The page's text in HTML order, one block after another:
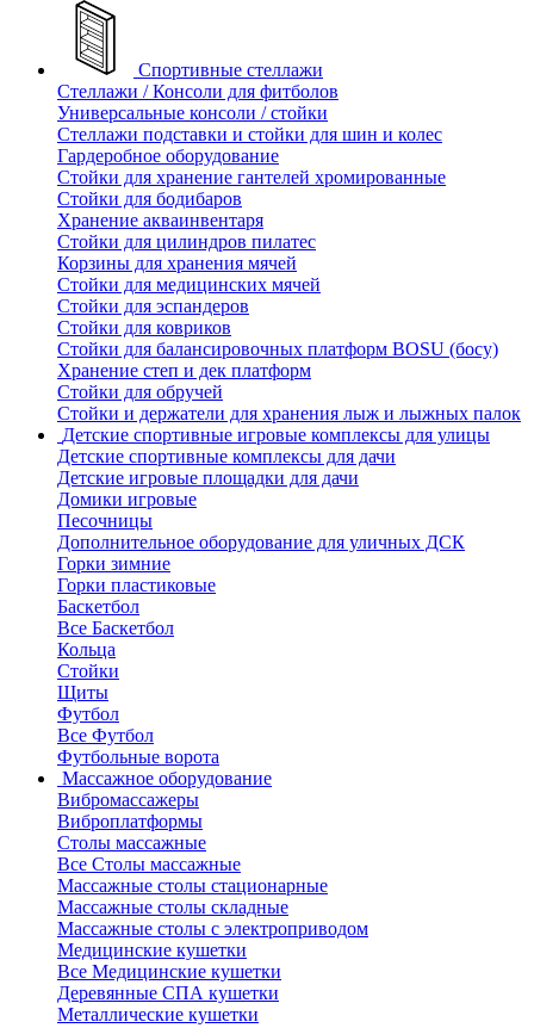
Спортивные стеллажи
Стеллажи / Консоли для фитболов
Универсальные консоли / стойки
Стеллажи подставки и стойки для шин и колес
Гардеробное оборудование
Стойки для хранение гантелей хромированные
Стойки для бодибаров
Хранение акваинвентаря
Стойки для цилиндров пилатес
Корзины для хранения мячей
Стойки для медицинских мячей
Стойки для эспандеров
Стойки для ковриков
Стойки для балансировочных платформ BOSU (босу)
Хранение степ и дек платформ
Стойки для обручей
Стойки и держатели для хранения лыж и лыжных палок
Детские спортивные игровые комплексы для улицы
Детские спортивные комплексы для дачи
Детские игровые площадки для дачи
Домики игровые
Песочницы
Дополнительное оборудование для уличных ДСК
Горки зимние
Горки пластиковые
Баскетбол
Все Баскетбол
Кольца
Стойки
Щиты
Футбол
Все Футбол
Футбольные ворота
Массажное оборудование
Вибромассажеры
Виброплатформы
Столы массажные
Все Столы массажные
Массажные столы стационарные
Массажные столы складные
Массажные столы с электроприводом
Медицинские кушетки
Все Медицинские кушетки
Деревянные СПА кушетки
Металлические кушетки